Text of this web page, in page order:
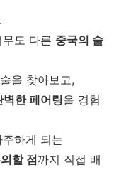
도 다른 중국의 술
을 찾아보고,
벽한 페어링을 경험
하게 되는
할 점까지 직접 배